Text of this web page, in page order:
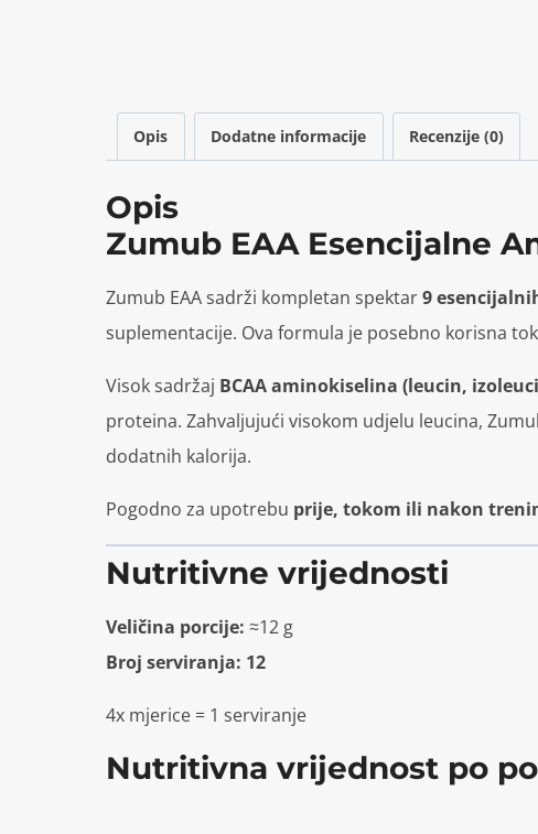
Opis Dodatne informacije Recenzije (0)
Opis
Zumub EAA Esencijalne
Zumub EAA sadrži kompletan spektar9
suplementacije. Ova formula je posebno korisna
Visok sadržaj BCAA aminokiselina (leucin,
proteina. Zahvaljujući visokom udjelu leucina,
dodatnih kalorija.
Pogodno za upotrebu prije, tokom ili nakon
Nutritivne vrijednosti
Veličina porcije: ≈12 g
Broj serviranja: 12
4x mjerice = 1 serviranje
Nutritivna vrijednost po